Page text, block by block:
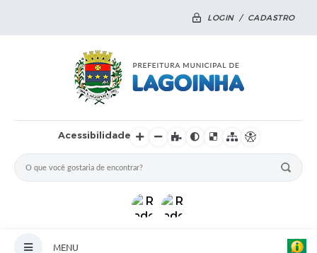
LOGIN / CADASTRO
Acessibilidade
MENU